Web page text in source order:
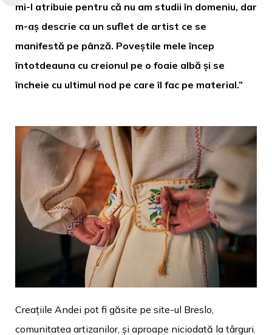
mi-l atribuie pentru că nu am studii în domeniu, dar
m-aș descrie ca un suflet de artist ce se
manifestă pe pânză. Poveștile mele încep
întotdeauna cu creionul pe o foaie albă și se
încheie cu ultimul nod pe care îl fac pe material.”
Creațiile Andei pot fi găsite pe site-ul Breslo,
comunitatea artizanilor, și aproape niciodată la târguri.